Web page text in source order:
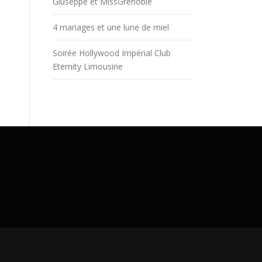
4 mariages et une lune de miel
Soirée Hollywood Impérial Club
Eternity Limousine